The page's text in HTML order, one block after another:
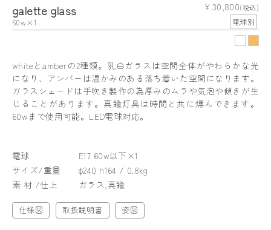
galette glass
60w×1
¥ 30,800(税込)
電球別
whiteとamberの2種類。乳白ガラスは空間全体がやわらかな光
になり、アンバーは温かみのある落ち着いた空間になります。
ガラスシェードは手吹き製作の為厚みのムラや気泡や傾きが生
じることがあります。真鍮灯具は時間と共に燻んできます。
60wまで使用可能。LED電球対応。
電球
E17 60w以下×1
サイズ/重量
φ240 h164 / 0.8kg
素 材 /仕上
ガラス,真鍮
仕様図 取扱説明書 姿図